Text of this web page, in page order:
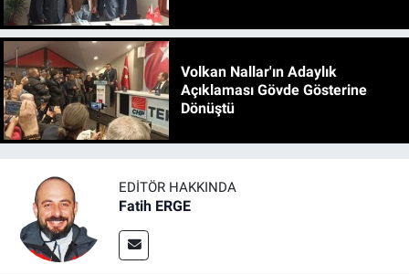
Volkan Nallar'ın Adaylık
Açıklaması Gövde Gösterine
Dönüştü
EDITÖR HAKKINDA
Fatih ERGE